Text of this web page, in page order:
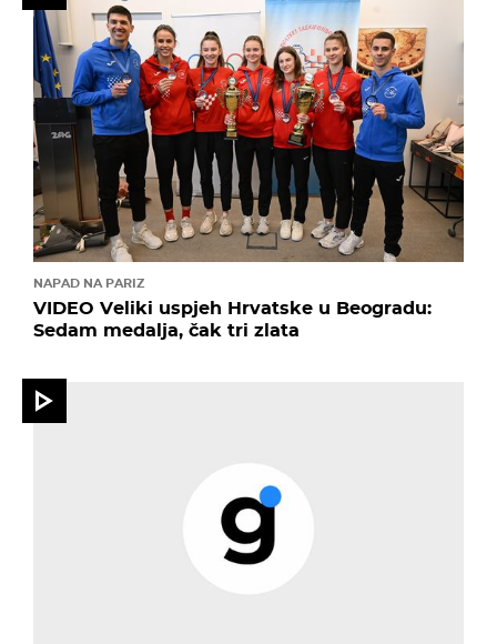
NAPAD NA PARIZ
VIDEO Veliki uspjeh Hrvatske u Beogradu:
Sedam medalja, čak tri zlata